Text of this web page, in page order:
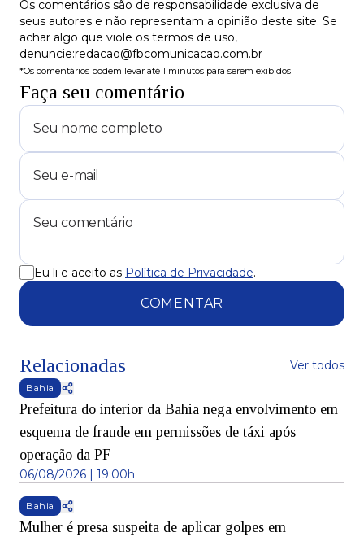
Os comentários são de responsabilidade exclusiva de
seus autores e não representam a opinião deste site. Se
achar algo que viole os termos de uso,
denuncie:redacao@fbcomunicacao.com.br
*Os comentários podem levar até 1 minutos para serem exibidos
Faça seu comentário
Eu li e aceito as Política de Privacidade.
COMENTAR
Relacionadas Ver todos
Bahia
Prefeitura do interior da Bahia nega envolvimento em
esquema de fraude em permissões de táxi após
operação da PF
06/08/2026 | 19:00h
Bahia
Mulher é presa suspeita de aplicar golpes em